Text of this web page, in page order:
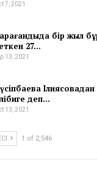
7, 2021
бір жыл
27…
13, 2021
Ілиясовадан
деп…
13, 2021
1 of 2,546